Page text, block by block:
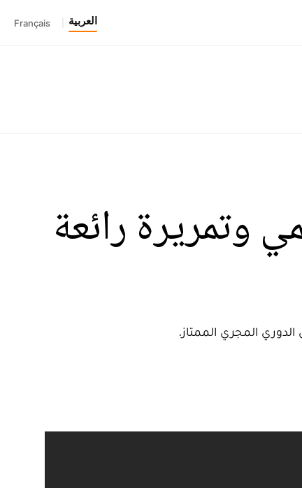
العربية Français
وتمريرة رائعة
المجري الممتاز.